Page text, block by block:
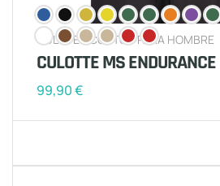
CULOTES CORTOS PARA HOMBRE
CULOTTE MS
99,90€